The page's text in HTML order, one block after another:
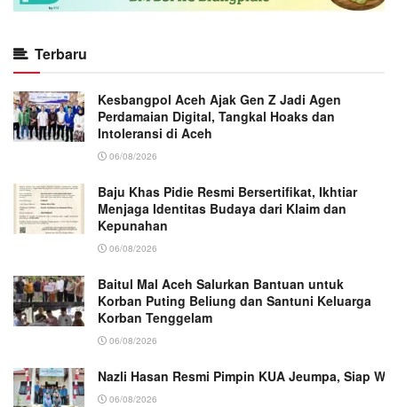
Terbaru
Kesbangpol Aceh Ajak Gen Z Jadi Agen
Perdamaian Digital, Tangkal Hoaks dan
Intoleransi di Aceh
06/08/2026
Baju Khas Pidie Resmi Bersertifikat, Ikhtiar
Menjaga Identitas Budaya dari Klaim dan
Kepunahan
06/08/2026
Baitul Mal Aceh Salurkan Bantuan untuk
Korban Puting Beliung dan Santuni Keluarga
Korban Tenggelam
06/08/2026
Nazli Hasan Resmi Pimpin KUA Jeumpa, Siap
06/08/2026